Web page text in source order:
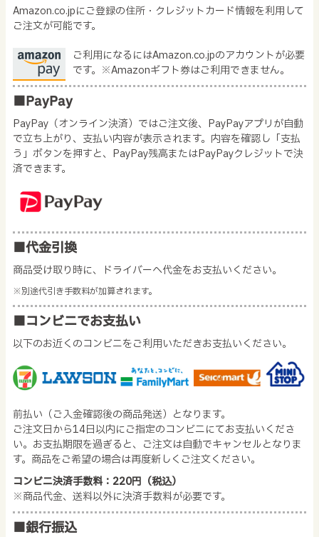
Amazon.co.jpにご登録の住所・クレジットカード情報を利用して
ご注文が可能です。
ご利用になるにはAmazon.co.jpのアカウントが必要
です。※Amazonギフト券はご利用できません。
■PayPay
PayPay（オンライン決済）ではご注文後、PayPayアプリが自動
で立ち上がり、支払い内容が表示されます。内容を確認し「支払
う」ボタンを押すと、PayPay残高またはPayPayクレジットで決
済できます。
■代金引換
商品受け取り時に、ドライバーへ代金をお支払いください。
※別途代引き手数料が加算されます。
■コンビニでお支払い
以下のお近くのコンビニをご利用いただきお支払いください。
前払い（ご入金確認後の商品発送）となります。
ご注文日から14日以内にご指定のコンビニにてお支払いくださ
い。お支払期限を過ぎると、ご注文は自動でキャンセルとなりま
す。商品をご希望の場合は再度新しくご注文ください。
コンビニ決済手数料：220円（税込）
※商品代金、送料以外に決済手数料が必要です。
■銀行振込